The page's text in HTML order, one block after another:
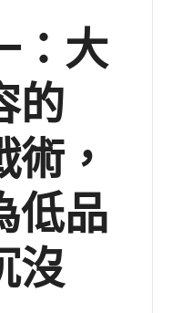
：大
的
術，
低品
沒